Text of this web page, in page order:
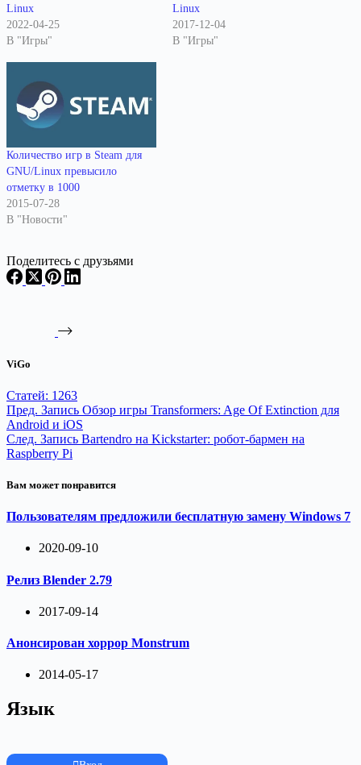
Linux
2022-04-25
В "Игры"
Linux
2017-12-04
В "Игры"
Количество игр в Steam для
GNU/Linux превысило
отметку в 1000
2015-07-28
В "Новости"
Поделитесь с друзьями
ViGo
Статей: 1263
Пред. Запись Обзор игры Transformers: Age Of Extinction для
Android и iOS
След. Запись Bartendro на Kickstarter: робот-бармен на
Raspberry Pi
Вам может понравится
Пользователям предложили бесплатную замену Windows 7
2020-09-10
Релиз Blender 2.79
2017-09-14
Анонсирован хоррор Monstrum
2014-05-17
Язык